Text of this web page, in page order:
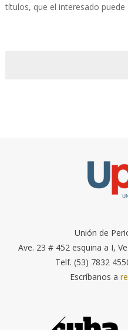
títulos, que el interesado puede
Unión de
Ave. 23 # 452 esquina a I,
Telf. (53) 7832
Escríbanos a